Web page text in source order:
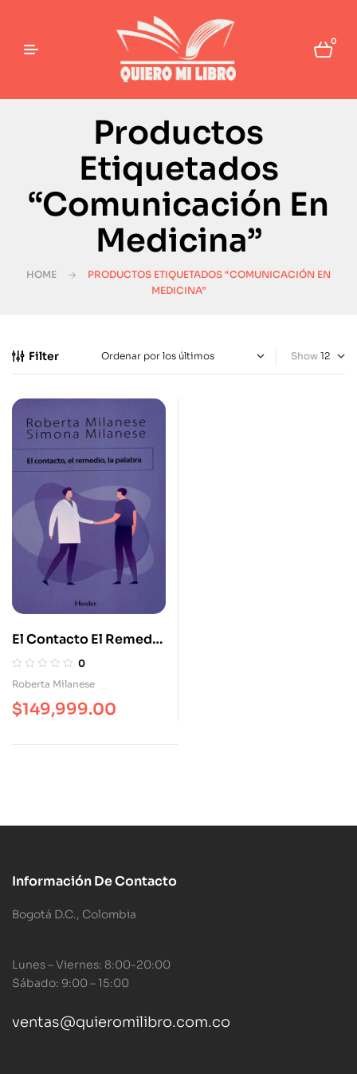
0
Productos
Etiquetados
“Comunicación En
Medicina”
HOME
PRODUCTOS ETIQUETADOS “COMUNICACIÓN EN
MEDICINA”
Filter Show
El Contacto El Remedio
La Palabra 0
Roberta Milanese
$149,999.00
Información De Contacto
Bogotá D.C., Colombia
Lunes – Viernes: 8:00-20:00
Sábado: 9:00 – 15:00
ventas@quieromilibro.com.co